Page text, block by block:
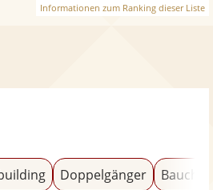
Informationen zum Ranking dieser Liste
Doppelgänger